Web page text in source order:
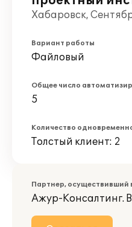
Хабаровск,
Вариант работы
Файловый
Общее число
5
Количество
Толстый клиент: 2
Партнер, осуществивший
Ажур-Консалтинг.